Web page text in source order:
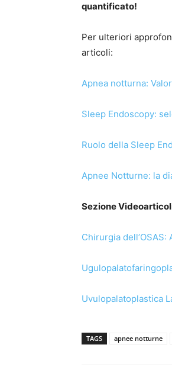
quantificato!
Per ulteriori
articoli:
Apnea notturna:
Sleep Endoscopy:
Ruolo della Sleep
Apnee Notturne: la
Sezione
Chirurgia
Uvulopalatoplastica
TAGS apnee notturne